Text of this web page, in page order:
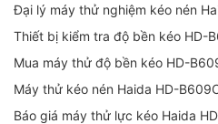
Đại lý máy thử nghiệm kéo nén
Thiết bị kiểm tra độ bền kéo HD-
Mua máy thử độ bền kéo HD-
Máy thử kéo nén Haida HD-
Báo giá máy thử lực kéo Haida